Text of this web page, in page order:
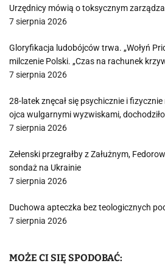
Urzędnicy mówią o toksycznym
7 sierpnia 2026
Gloryfikacja ludobójców trwa. „Wołyń
milczenie Polski. „Czas na rachunek
7 sierpnia 2026
28-latek znęcał się psychicznie i
ojca wulgarnymi wyzwiskami,
7 sierpnia 2026
Zełenski przegrałby z Załużnym,
sondaż na Ukrainie
7 sierpnia 2026
Duchowa apteczka bez teologicznych
7 sierpnia 2026
MOŻE CI SIĘ SPODOBAĆ: